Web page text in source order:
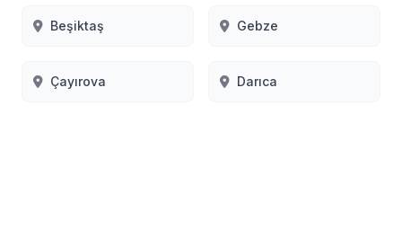
Beşiktaş Gebze
Çayırova Darıca